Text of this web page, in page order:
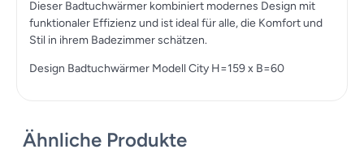
Dieser Badtuchwärmer kombiniert modernes Design mit
funktionaler Effizienz und ist ideal für alle, die Komfort und
Stil in ihrem Badezimmer schätzen.
Design Badtuchwärmer Modell City H=159 x B=60
Ähnliche Produkte